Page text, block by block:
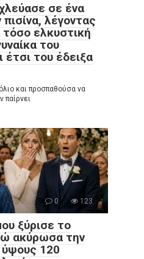
σε ένα
λέγοντας
ελκυστική
του
του έδειξα
και προσπαθούσα να
0 123
ξύρισε το
ακύρωσα την
ύψους 120